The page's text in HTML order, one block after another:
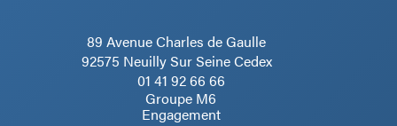
89 Avenue Charles de Gaulle
92575 Neuilly Sur Seine Cedex
01 41 92 66 66
Groupe M6
Engagement